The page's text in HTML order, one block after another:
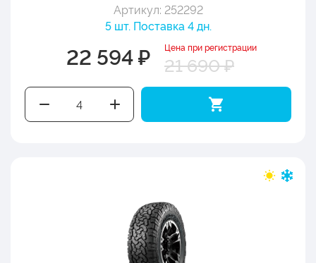
Артикул: 252292
5 шт. Поставка 4 дн.
22 594 ₽ Цена при регистрации
21 690 ₽